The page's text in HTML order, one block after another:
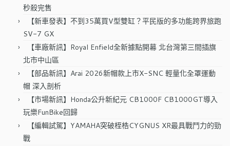
秒殺完售
【新車發表】不到35萬買V型雙缸？平民版的多功能跨界旅跑
SV-7 GX
【車廠新訊】Royal Enfield全新據點開幕 北台灣第三間插旗
北市中山區
【部品新訊】Arai 2026新帽款上市X-SNC 輕量化全罩運動
帽 深入剖析
【市場新訊】Honda公升新紀元 CB1000F CB1000GT導入
玩樂FunBike回歸
【編輯試駕】YAMAHA突破桎梏CYGNUS XR最具戰鬥力的勁
戰